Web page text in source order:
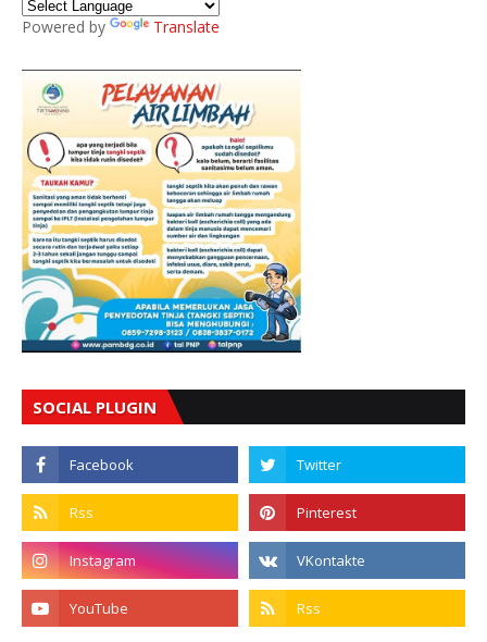
Powered by Translate
SOCIAL PLUGIN